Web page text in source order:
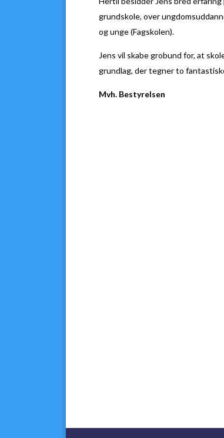
grundskole, over
og unge (Fagskolen).
Jens vil skabe grobund for, at
grundlag, der tegner to
Mvh. Bestyrelsen